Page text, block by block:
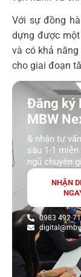
Với sự đồng
dựng được
và có khả
cho giai đoạn
Đăng ký
MBW
& nhận tư
sâu 1-1
ngũ chuyên
NHẬN
0983 492